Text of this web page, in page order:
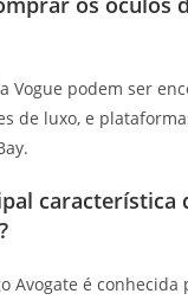
Vogue podem ser
de luxo, e
característica
Avogate é